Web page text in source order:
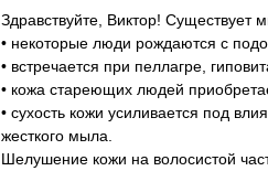
Здравствуйте, Виктор! Существует
• некоторые люди рождаются с
• встречается при пеллагре,
• кожа стареющих людей
• сухость кожи усиливается под
жесткого мыла.
Шелушение кожи на волосистой